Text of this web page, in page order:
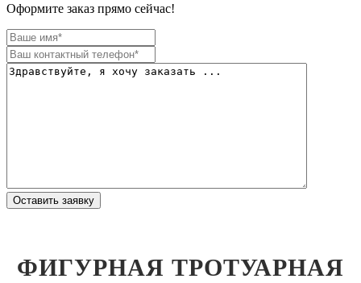
Оформите заказ прямо сейчас!
Оставить заявку
ФИГУРНАЯ ТРОТУАРНАЯ